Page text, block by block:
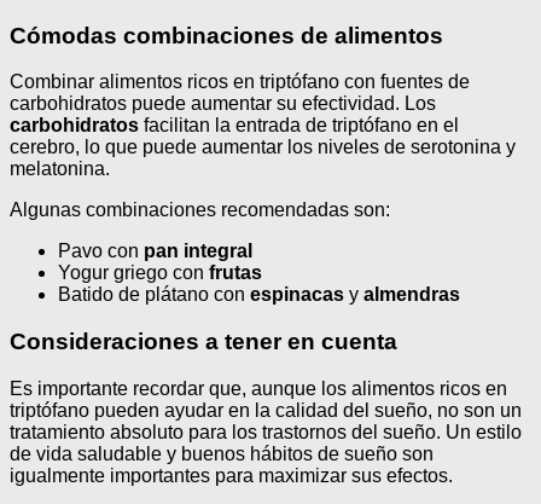
Cómodas combinaciones de alimentos
Combinar alimentos ricos en triptófano con fuentes de
carbohidratos puede aumentar su efectividad. Los
carbohidratos facilitan la entrada de triptófano en el
cerebro, lo que puede aumentar los niveles de serotonina y
melatonina.
Algunas combinaciones recomendadas son:
Pavo con pan integral
Yogur griego con frutas
Batido de plátano con espinacas y almendras
Consideraciones a tener en cuenta
Es importante recordar que, aunque los alimentos ricos en
triptófano pueden ayudar en la calidad del sueño, no son un
tratamiento absoluto para los trastornos del sueño. Un estilo
de vida saludable y buenos hábitos de sueño son
igualmente importantes para maximizar sus efectos.